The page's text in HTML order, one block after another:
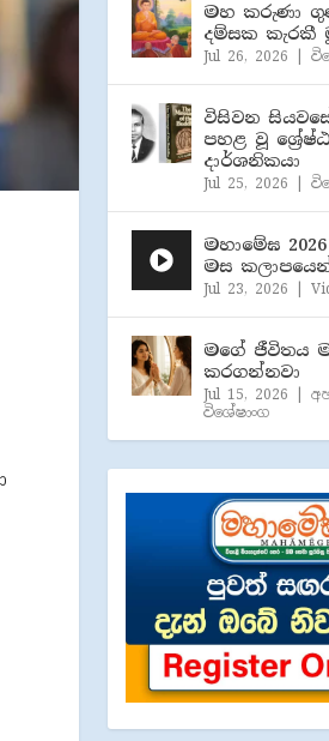
මහ කරුණා
දම්සක කැරකී
Jul 26, 2026 |
විසිවන
පහළ වූ
දාර්ශනිකයා
Jul 25, 2026 |
මහාමේඝ
මස
Jul 23, 2026 |
මගේ ජීවිතය
කරගන්නවා
Jul 15, 2026 |
විශේෂාංග